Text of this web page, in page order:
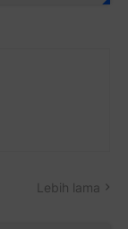
Lebih lama